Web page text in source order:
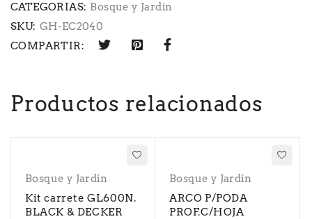
CATEGORIAS: Bosque y Jardín
SKU: GH-EC2040
COMPARTIR:
Productos relacionados
Bosque y Jardín
Kit carrete GL600N.
BLACK & DECKER
Bosque y Jardín
ARCO P/PODA
PROF.C/HOJA